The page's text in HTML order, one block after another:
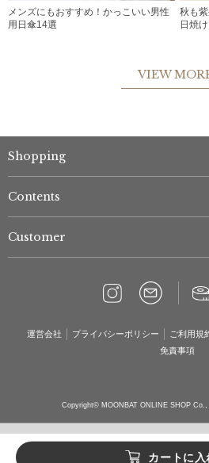
カートに入
メンズにもおすすめ！かっこいい男性
用日傘14選
秋も
日焼
VIEW
Shopping
Contents
Customer
運営会社 プライバシーポリシー ご利用規
免責事項
Copyright© MOONBAT ONLINE SHOP